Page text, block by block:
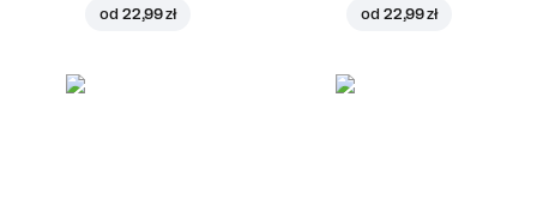
od 22,99 zł od 22,99 zł